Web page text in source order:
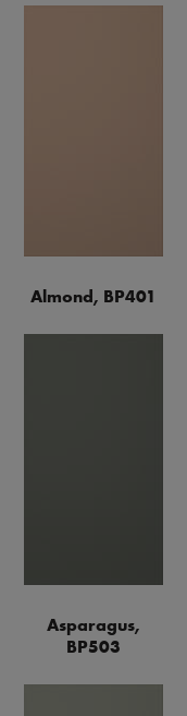
Almond, BP401
Asparagus,
BP503